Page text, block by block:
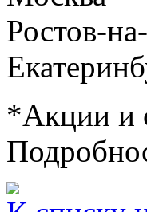
Ростов-
*Акции и